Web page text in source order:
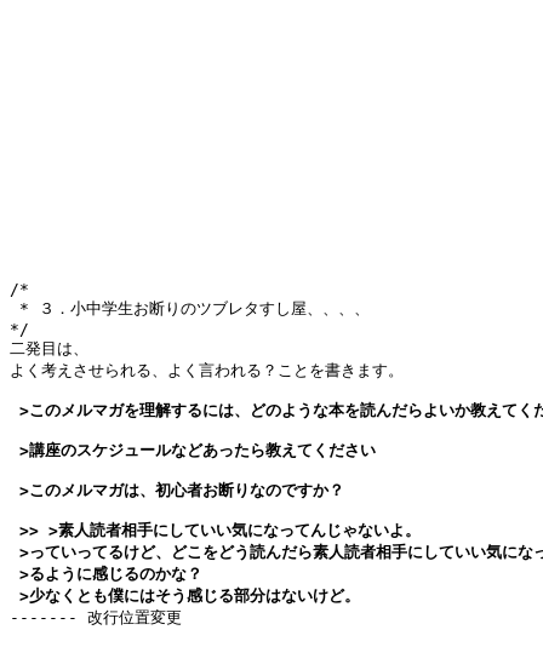
/*
* ３．小中学生お断りのツブレタすし屋、、、、
*/
二発目は、
>このメルマガを理解するには、どのような本を読んだらよいか教えてく
>講座のスケジュールなどあったら教えてください
>このメルマガは、初心者お断りなのですか？
>> >素人読者相手にしていい気になってんじゃないよ。
>っていってるけど、どこをどう読んだら素人読者相手にしていい気にな
>るように感じるのかな？
>少なくとも僕にはそう感じる部分はないけど。
------- 改行位置変更